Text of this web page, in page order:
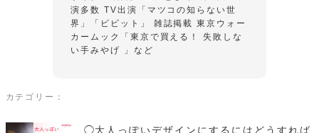
演多数 TV出演「マツコの知らない世
界」「ビビット」 雑誌掲載 東京ウォー
カームック「東京で買える！ 失敗しな
い手みやげ 」など
カテゴリー：
◯大人っぽいデザインにするにはどうすれば